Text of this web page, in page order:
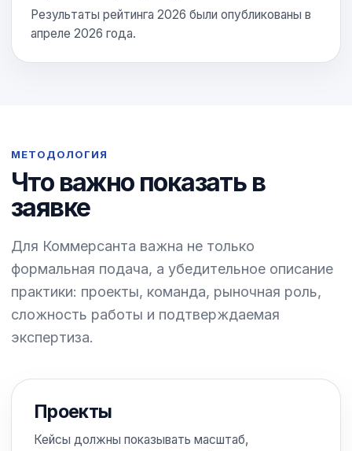
Результаты рейтинга 2026 были опубликованы в
апреле 2026 года.
МЕТОДОЛОГИЯ
Что важно показать в
заявке
Для Коммерсанта важна не только
формальная подача, а убедительное описание
практики: проекты, команда, рыночная роль,
сложность работы и подтверждаемая
экспертиза.
Проекты
Кейсы должны показывать масштаб,